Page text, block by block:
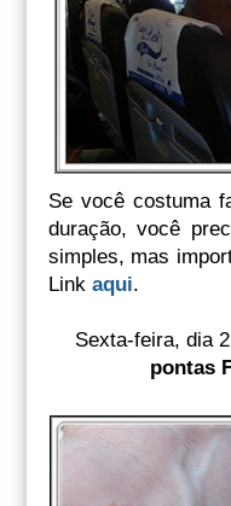
Se você costuma
duração, você
simples, mas
Link aqui.
Sexta-feira, dia
pontas